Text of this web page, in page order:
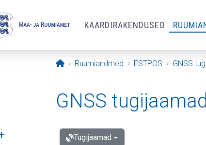
KAARDIRAKENDUSED
Avaleht
Ruumiandmed ESTPOS GNSS
alammenüü
GNSS
Tugijaamad